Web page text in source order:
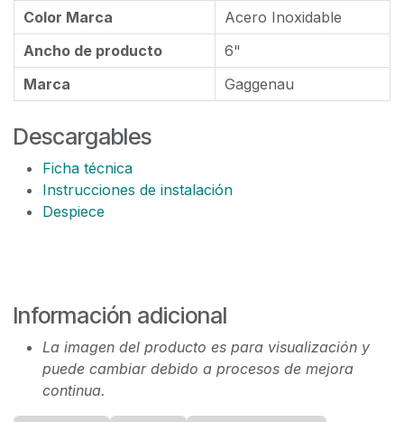
Color Marca
Acero Inoxidable
Ancho de producto
6"
Marca
Gaggenau
Descargables
Ficha técnica
Instrucciones de instalación
Despiece
Información adicional
La imagen del producto es para visualización y
puede cambiar debido a procesos de mejora
continua.